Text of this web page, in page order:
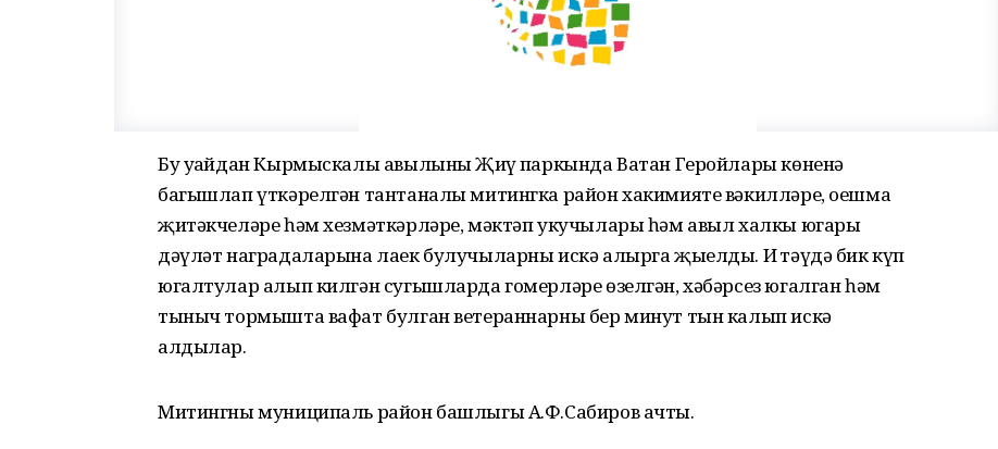
Бу уңайдан Кырмыскалы авылының Җиңү паркында Ватан Геройлары көненә
багышлап үткәрелгән тантаналы митингка район хакимияте вәкилләре, оешма
җитәкчеләре һәм хезмәткәрләре, мәктәп укучылары һәм авыл халкы югары
дәүләт наградаларына лаек булучыларны искә алырга җыелды. Иң тәүдә бик күп
югалтулар алып килгән сугышларда гомерләре өзелгән, хәбәрсез югалган һәм
тыныч тормышта вафат булган ветераннарны бер минут тын калып искә
алдылар.
Митингны муниципаль район башлыгы А.Ф.Сабиров ачты.